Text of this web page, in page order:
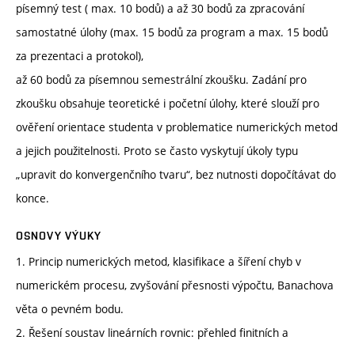
písemný test ( max. 10 bodů) a až 30 bodů za zpracování
samostatné úlohy (max. 15 bodů za program a max. 15 bodů
za prezentaci a protokol),
až 60 bodů za písemnou semestrální zkoušku. Zadání pro
zkoušku obsahuje teoretické i početní úlohy, které slouží pro
ověření orientace studenta v problematice numerických metod
a jejich použitelnosti. Proto se často vyskytují úkoly typu
„upravit do konvergenčního tvaru“, bez nutnosti dopočítávat do
konce.
OSNOVY VÝUKY
1. Princip numerických metod, klasifikace a šíření chyb v
numerickém procesu, zvyšování přesnosti výpočtu, Banachova
věta o pevném bodu.
2. Řešení soustav lineárních rovnic: přehled finitních a